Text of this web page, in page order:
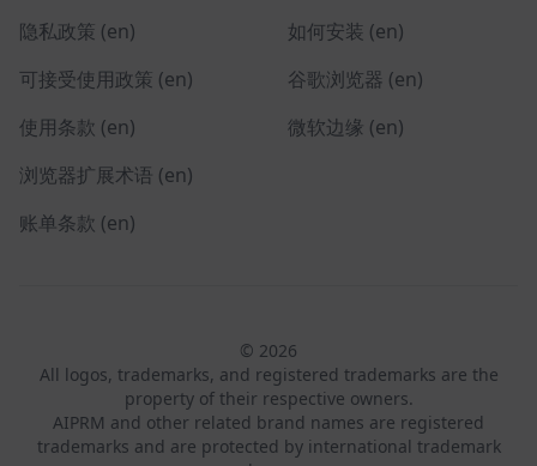
隐私政策 (en)
可接受使用政策 (en)
使用条款 (en)
浏览器扩展术语 (en)
账单条款 (en)
如何安装 (en)
谷歌浏览器 (en)
微软边缘 (en)
© 2026
All logos, trademarks, and registered trademarks are the
property of their respective owners.
AIPRM and other related brand names are registered
trademarks and are protected by international trademark